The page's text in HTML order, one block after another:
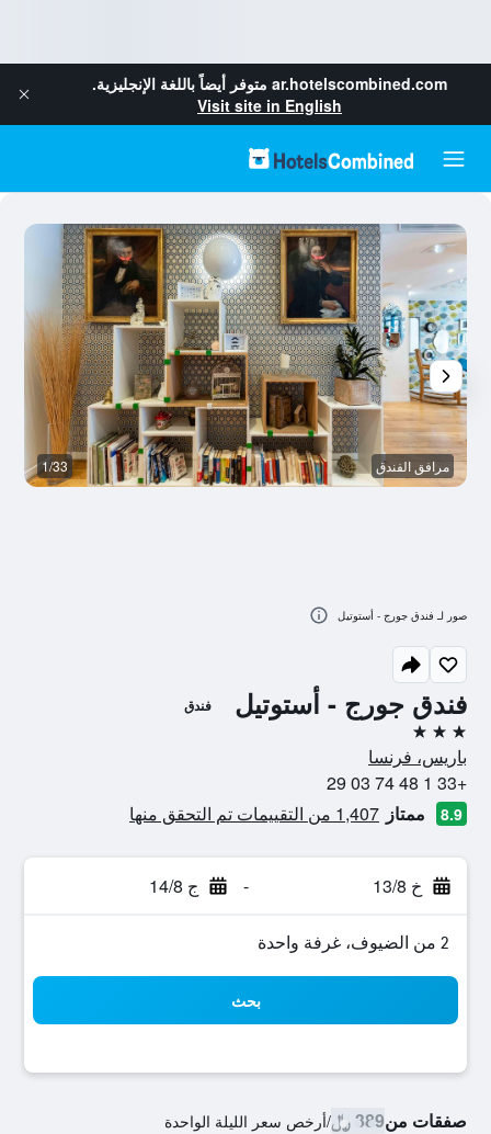
ar.hotelscombined.com متوفر أيضاً باللغة الإنجليزية.
Visit site in English
فندق جورج - أستوتيل فندق
3 نجوم
باريس، فرنسا
+33 1 48 74 03 29
8.9 ممتاز 1,407 من التقييمات تم التحقق منها
خ 13/8 - ج 14/8
2 من الضيوف، غرفة واحدة
بحث
صفقات من389 ﷼ /أرخص سعر الليلة الواحدة
مرافق الفندق 1/33
صور لـ فندق جورج - أستوتيل